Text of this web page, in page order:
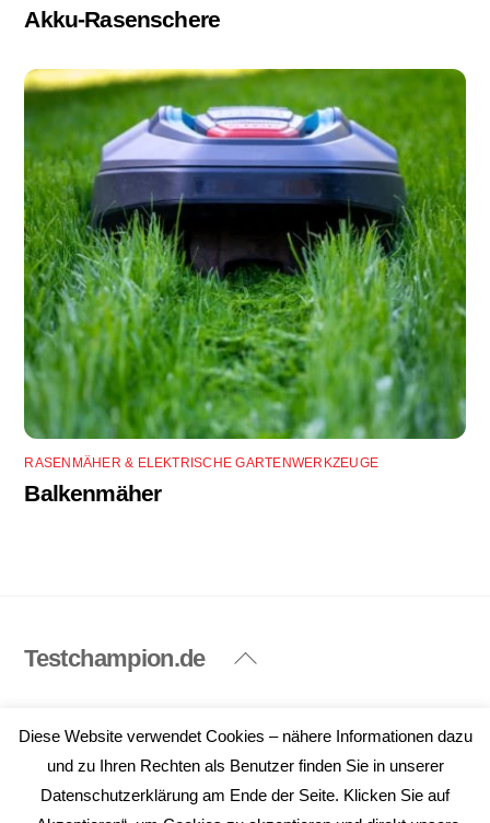
Akku-Rasenschere
RASENMÄHER & ELEKTRISCHE GARTENWERKZEUGE
Balkenmäher
Back
Testchampion.de
Diese Website verwendet Cookies – nähere Informationen dazu
und zu Ihren Rechten als Benutzer finden Sie in unserer
Datenschutzerklärung am Ende der Seite. Klicken Sie auf